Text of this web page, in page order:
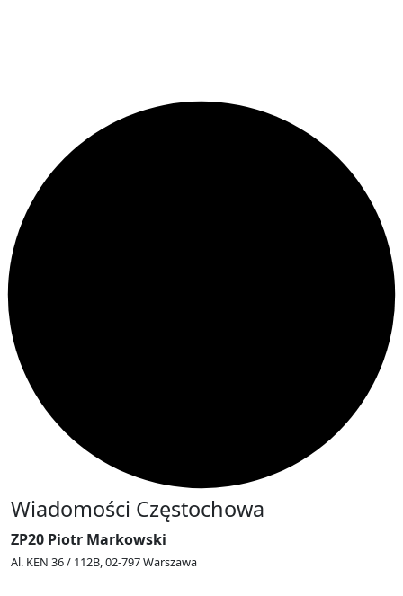
Wiadomości Częstochowa
ZP20 Piotr Markowski
Al. KEN 36 / 112B, 02-797 Warszawa